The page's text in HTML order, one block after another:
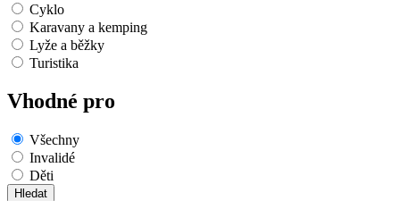
Cyklo
Karavany a kemping
Lyže a běžky
Turistika
Vhodné pro
Všechny
Invalidé
Děti